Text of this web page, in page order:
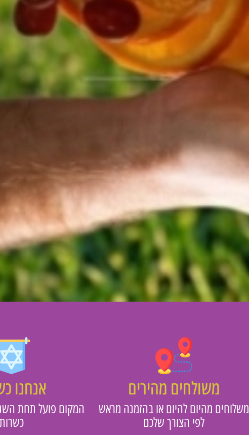
משולחים מהירים
משלוחים מהיום להיום או בהזמנה מראש
לפי הצורך שלכם
אנחנו
המקום פועל תחת
כשרות